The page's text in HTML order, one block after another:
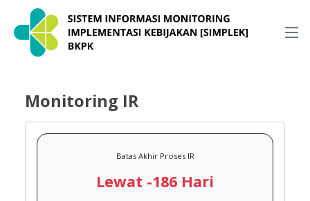
Monitoring IR
Batas Akhir Proses IR
Lewat -186 Hari